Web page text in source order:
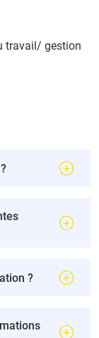
travail/ gestion
?